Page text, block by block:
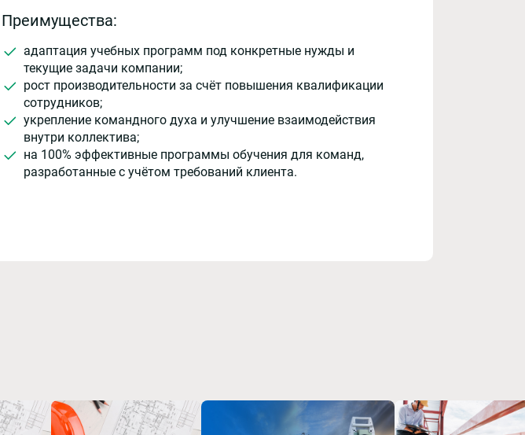
Преимущества:
адаптация учебных программ под конкретные нужды и
текущие задачи компании;
рост производительности за счёт повышения квалификации
сотрудников;
укрепление командного духа и улучшение взаимодействия
внутри коллектива;
на 100% эффективные программы обучения для команд,
разработанные с учётом требований клиента.